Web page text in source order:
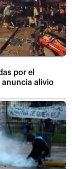
por el
anuncia alivio